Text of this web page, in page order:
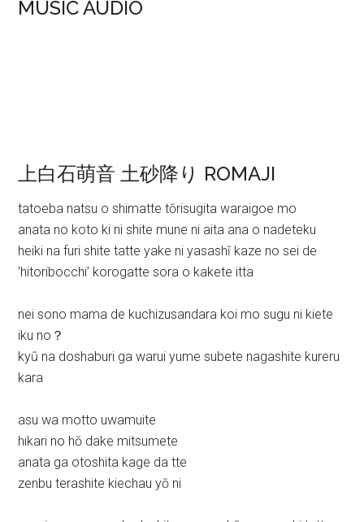
MUSIC AUDIO
上白石萌音 土砂降り ROMAJI
tatoeba natsu o shimatte tōrisugita waraigoe mo
anata no koto ki ni shite mune ni aita ana o nadeteku
heiki na furi shite tatte yake ni yasashī kaze no sei de
‘hitoribocchi’ korogatte sora o kakete itta
nei sono mama de kuchizusandara koi mo sugu ni kiete
iku no？
kyū na doshaburi ga warui yume subete nagashite kureru
kara
asu wa motto uwamuite
hikari no hō dake mitsumete
anata ga otoshita kage da tte
zenbu terashite kiechau yō ni